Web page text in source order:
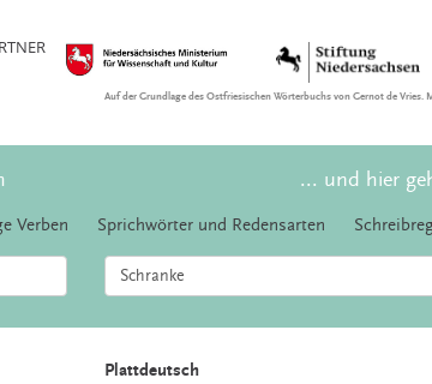
Auf der Grundlage des Ostfriesischen Wörterbuchs von Gernot de Vries.
... und hier
Verben Sprichwörter und Redensarten
Plattdeutsch